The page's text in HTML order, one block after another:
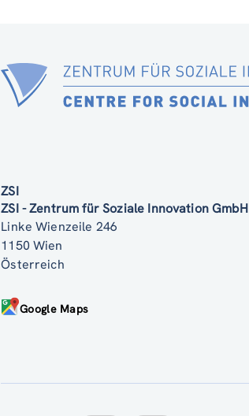
ZSI
ZSI - Zentrum für Soziale Innovation GmbH
Linke Wienzeile 246
1150 Wien
Österreich
Google Maps